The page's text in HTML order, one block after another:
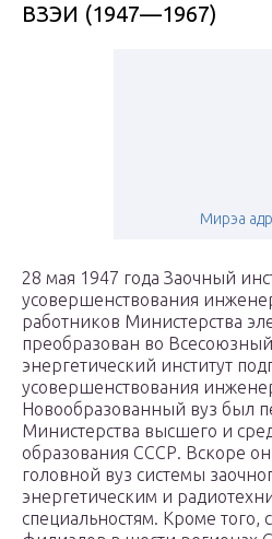
ВЗЭИ (1947—1967)
Мирэа
28 мая 1947 года Заочный
усовершенствования
работников Министерства
преобразован во
энергетический институт
усовершенствования
Новообразованный вуз был
Министерства высшего и
образования СССР. Вскоре
головной вуз системы
энергетическим и
специальностям. Кроме того,